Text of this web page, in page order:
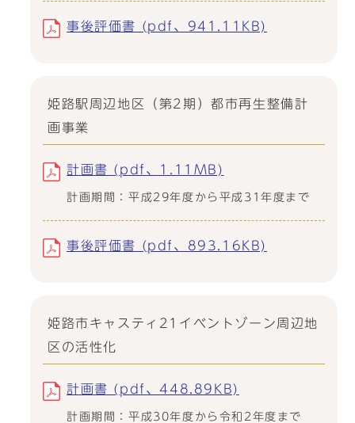
事後評価書 (pdf、941.11KB)
姫路駅周辺地区（第2期）都市再生整備計
画事業
計画書 (pdf、1.11MB)
計画期間：平成29年度から平成31年度まで
事後評価書 (pdf、893.16KB)
姫路市キャスティ21イベントゾーン周辺地
区の活性化
計画書 (pdf、448.89KB)
計画期間：平成30年度から令和2年度まで